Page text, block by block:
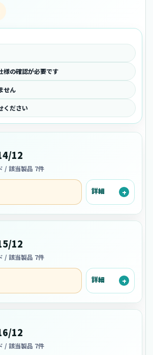
様の確認が必要です
せん
ください
12
/ 該当製品 7件
詳細
12
/ 該当製品 7件
詳細
12
/ 該当製品 7件